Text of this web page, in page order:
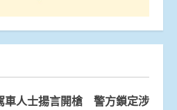
車人士揚言開槍 警方鎖定涉